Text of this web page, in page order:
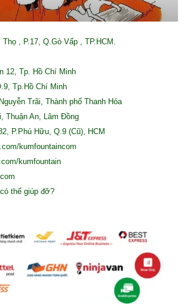
, P.17, Q.Gò Vấp , TP.HCM.
12, Tp. Hồ Chí Minh
Tp.Hồ Chí Minh
Trãi, Thành phố Thanh Hóa
An, Lâm Đồng
P.Phú Hữu, Q.9 (Cũ), HCM
kumfountaincom
kumfountain
thể giúp đỡ?